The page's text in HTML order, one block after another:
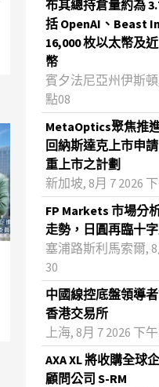
布其總持倉量約為
括 OpenAI、Beast
16,000 枚以太幣及
幣
賓夕法尼亞州伊斯頓
點08
MetaOptics聚焦推
回納斯達克上市申
重上市之計劃
新加坡, 8月 7 2026
FP Markets 市場分
走勢，日圓再臨十
塞浦路斯利馬索爾,
30
中國線控底盤領導
香港交易所
上海, 8月 7 2026 下
AXA XL 將收購全球
顧問公司 S-RM